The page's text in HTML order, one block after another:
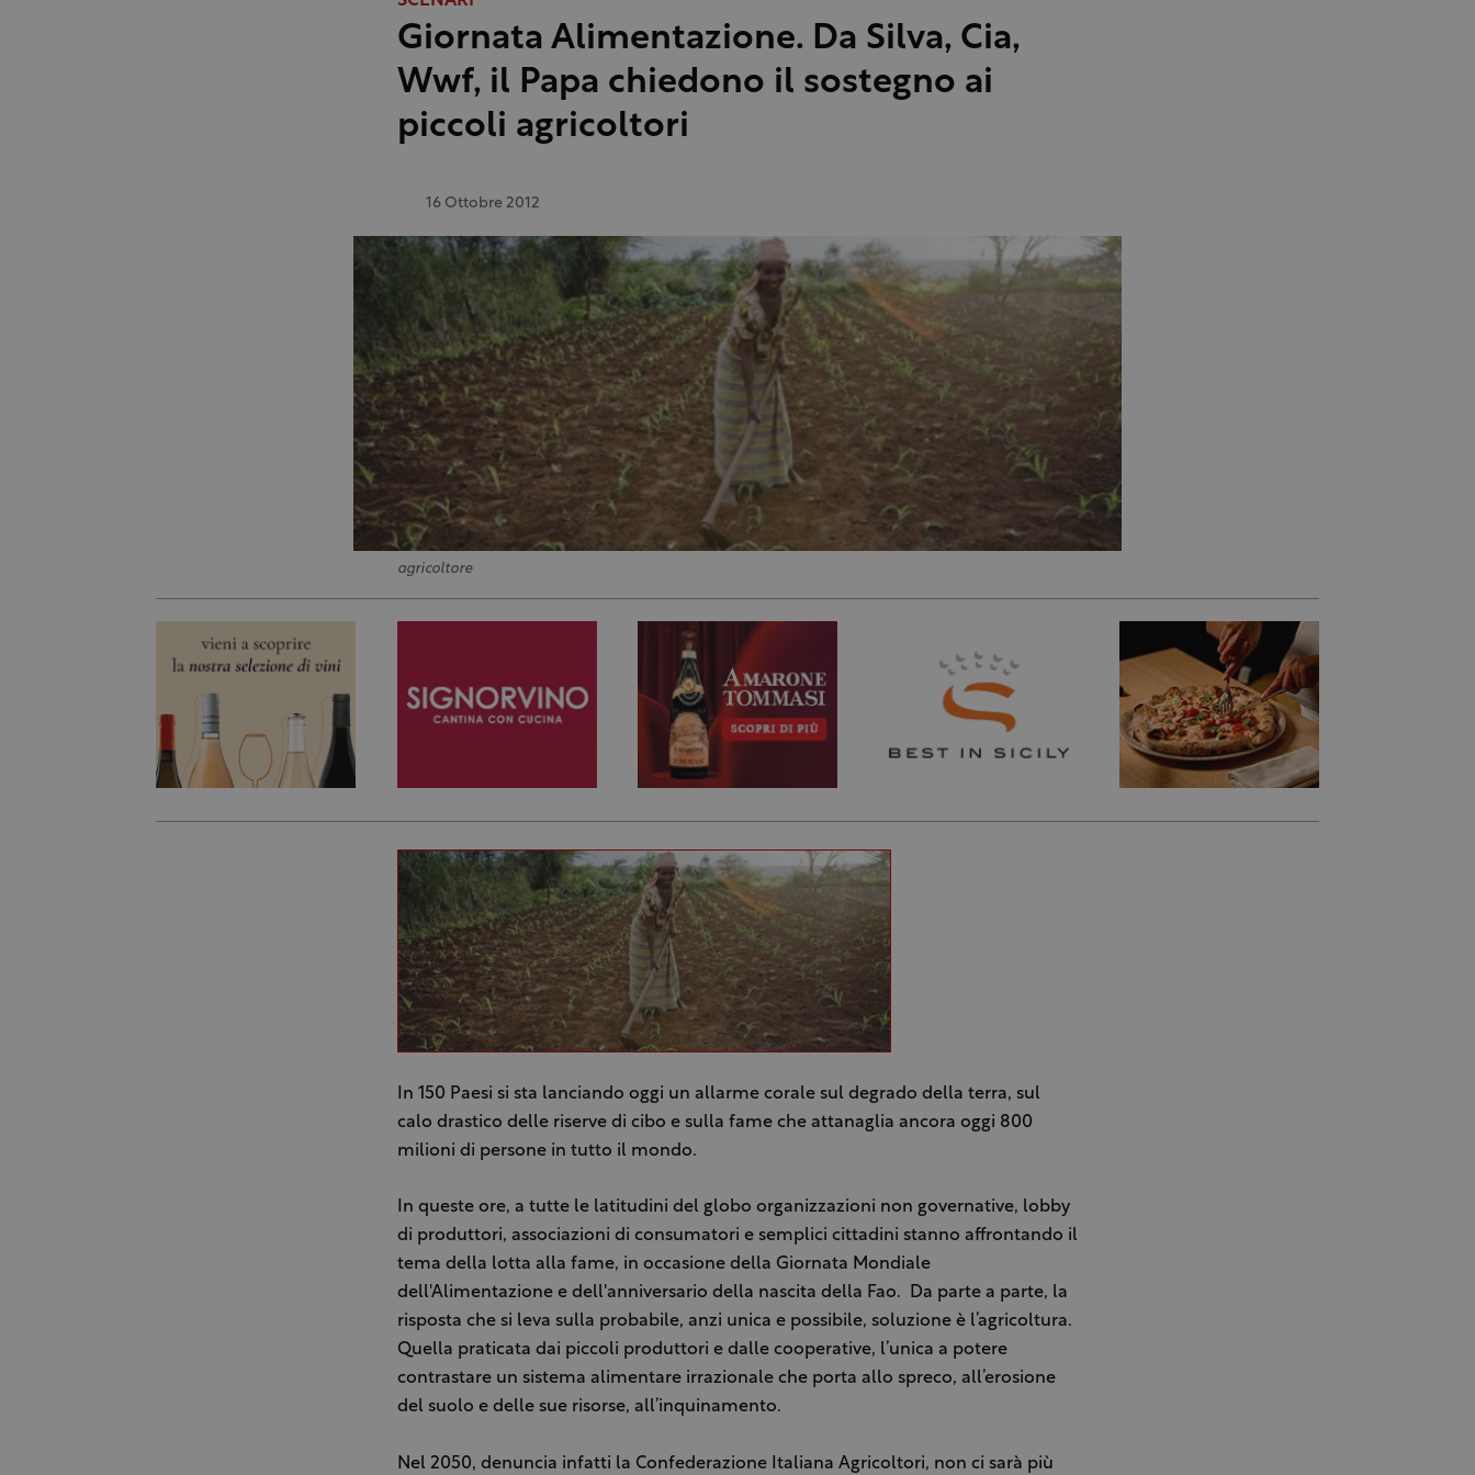
Giornata Alimentazione. Da Silva, Cia,
Wwf, il Papa chiedono il sostegno ai
piccoli agricoltori
16 Ottobre 2012
agricoltore
In 150 Paesi si sta lanciando oggi un allarme corale sul degrado della terra, sul
calo drastico delle riserve di cibo e sulla fame che attanaglia ancora oggi 800
milioni di persone in tutto il mondo.
In queste ore, a tutte le latitudini del globo organizzazioni non governative, lobby
di produttori, associazioni di consumatori e semplici cittadini stanno affrontando il
tema della lotta alla fame, in occasione della Giornata Mondiale
dell'Alimentazione e dell'anniversario della nascita della Fao. Da parte a parte, la
risposta che si leva sulla probabile, anzi unica e possibile, soluzione è l’agricoltura.
Quella praticata dai piccoli produttori e dalle cooperative, l’unica a potere
contrastare un sistema alimentare irrazionale che porta allo spreco, all’erosione
del suolo e delle sue risorse, all’inquinamento.
Nel 2050, denuncia infatti la Confederazione Italiana Agricoltori, non ci sarà più